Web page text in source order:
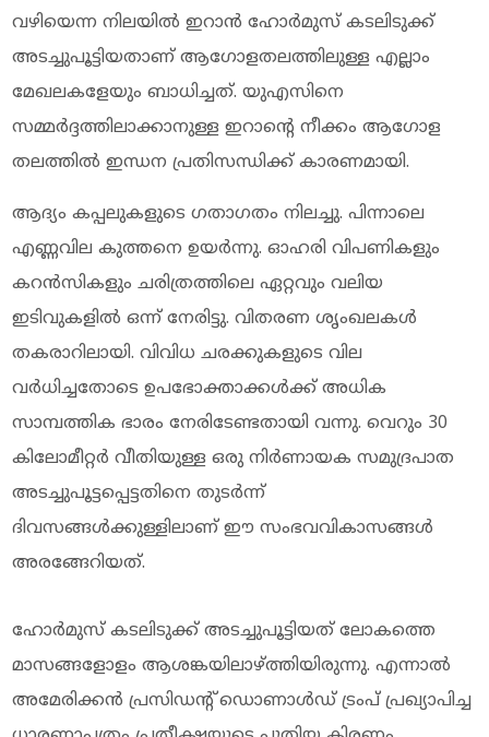
വഴിയെന്ന നിലയില്‍ ഇറാന്‍ ഹോര്‍മുസ് കടലിടുക്ക്
അടച്ചുപൂട്ടിയതാണ് ആഗോളതലത്തിലുള്ള എല്ലാം
മേഖലകളേയും ബാധിച്ചത്. യുഎസിനെ
സമ്മര്‍ദ്ദത്തിലാക്കാനുള്ള ഇറാന്റെ നീക്കം ആഗോള
തലത്തില്‍ ഇന്ധന പ്രതിസന്ധിക്ക് കാരണമായി.
ആദ്യം കപ്പലുകളുടെ ഗതാഗതം നിലച്ചു. പിന്നാലെ
എണ്ണവില കുത്തനെ ഉയര്‍ന്നു. ഓഹരി വിപണികളും
കറന്‍സികളും ചരിത്രത്തിലെ ഏറ്റവും വലിയ
ഇടിവുകളില്‍ ഒന്ന് നേരിട്ടു. വിതരണ ശൃംഖലകള്‍
തകരാറിലായി. വിവിധ ചരക്കുകളുടെ വില
വര്‍ധിച്ചതോടെ ഉപഭോക്താക്കള്‍ക്ക് അധിക
സാമ്പത്തിക ഭാരം നേരിടേണ്ടതായി വന്നു. വെറും 30
കിലോമീറ്റര്‍ വീതിയുള്ള ഒരു നിര്‍ണായക സമുദ്രപാത
അടച്ചുപൂട്ടപ്പെട്ടതിനെ തുടര്‍ന്ന്
ദിവസങ്ങള്‍ക്കുള്ളിലാണ് ഈ സംഭവവികാസങ്ങള്‍
അരങ്ങേറിയത്.
ഹോര്‍മുസ് കടലിടുക്ക് അടച്ചുപൂട്ടിയത് ലോകത്തെ
മാസങ്ങളോളം ആശങ്കയിലാഴ്ത്തിയിരുന്നു. എന്നാല്‍
അമേരിക്കന്‍ പ്രസിഡന്റ് ഡൊണാള്‍ഡ് ട്രംപ് പ്രഖ്യാപിച്ച